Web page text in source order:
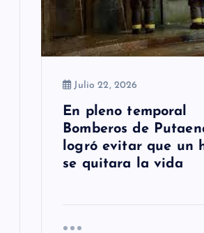
Julio 22, 2026
En pleno temporal
Bomberos de
logró evitar que un
se quitara la vida